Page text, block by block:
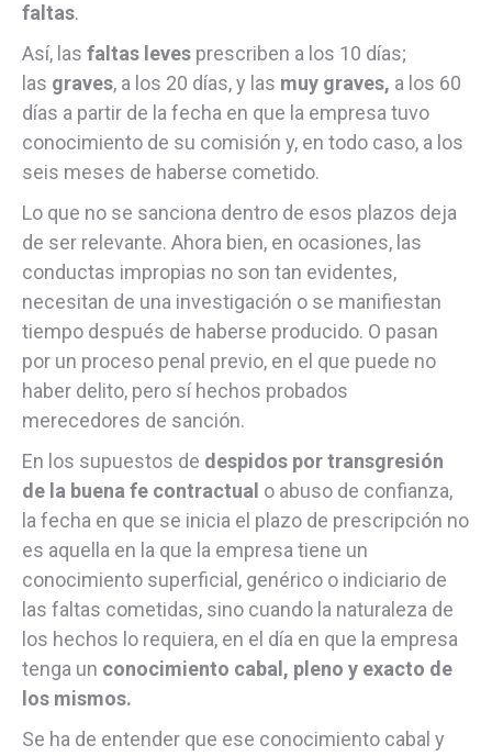
faltas.
Así, las faltas leves prescriben a los 10 días;
las graves, a los 20 días, y las muy graves, a los 60
días a partir de la fecha en que la empresa tuvo
conocimiento de su comisión y, en todo caso, a los
seis meses de haberse cometido.
Lo que no se sanciona dentro de esos plazos deja
de ser relevante. Ahora bien, en ocasiones, las
conductas impropias no son tan evidentes,
necesitan de una investigación o se manifiestan
tiempo después de haberse producido. O pasan
por un proceso penal previo, en el que puede no
haber delito, pero sí hechos probados
merecedores de sanción.
En los supuestos de despidos por transgresión
de la buena fe contractual o abuso de confianza,
la fecha en que se inicia el plazo de prescripción no
es aquella en la que la empresa tiene un
conocimiento superficial, genérico o indiciario de
las faltas cometidas, sino cuando la naturaleza de
los hechos lo requiera, en el día en que la empresa
tenga un conocimiento cabal, pleno y exacto de
los mismos.
Se ha de entender que ese conocimiento cabal y